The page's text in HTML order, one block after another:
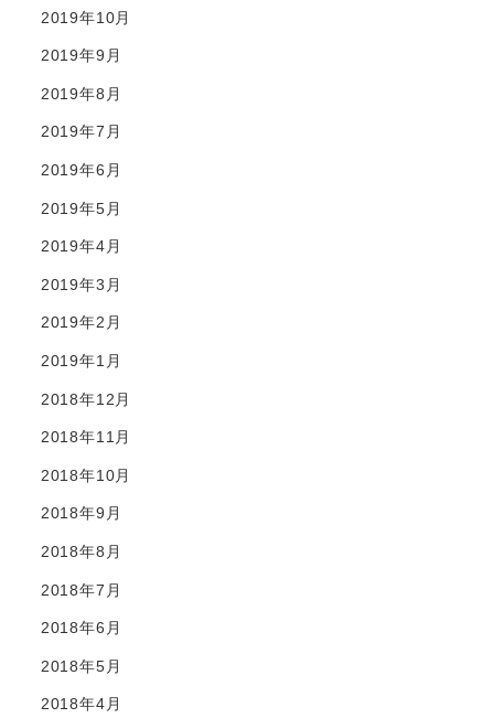
2019年10月
2019年9月
2019年8月
2019年7月
2019年6月
2019年5月
2019年4月
2019年3月
2019年2月
2019年1月
2018年12月
2018年11月
2018年10月
2018年9月
2018年8月
2018年7月
2018年6月
2018年5月
2018年4月